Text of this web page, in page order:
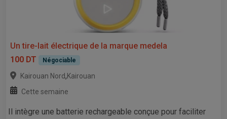
Un tire-lait électrique de la marque medela
100 DT
Négociable
Kairouan Nord,Kairouan
Cette semaine
Il intègre une batterie rechargeable conçue pour faciliter